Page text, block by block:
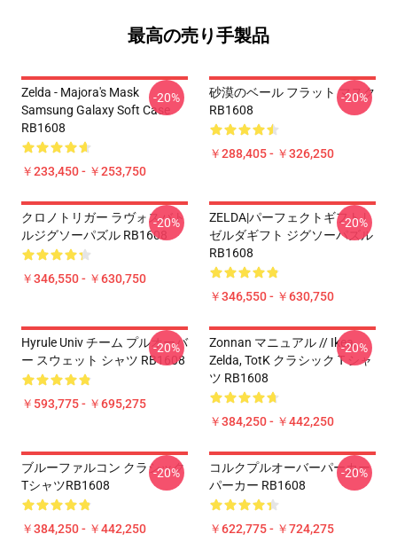
最高の売り手製品
Zelda - Majora's Mask
Samsung Galaxy Soft Case
RB1608
￥233,450 - ￥253,750
-20%
砂漠のベール フラット マスク
RB1608
￥288,405 - ￥326,250
-20%
クロノトリガー ラヴォスバト
ルジグソーパズル RB1608
￥346,550 - ￥630,750
-20%
ZELDA|パーフェクトギフト |
ゼルダギフト ジグソーパズル
RB1608
￥346,550 - ￥630,750
-20%
Hyrule Univ チーム プルオーバ
ー スウェット シャツ RB1608
￥593,775 - ￥695,275
-20%
Zonnan マニュアル // Ikea,
Zelda, TotK クラシック T シャ
ツ RB1608
￥384,250 - ￥442,250
-20%
ブルーファルコン クラシック
TシャツRB1608
￥384,250 - ￥442,250
-20%
コルクプルオーバーパーカー
パーカー RB1608
￥622,775 - ￥724,275
-20%